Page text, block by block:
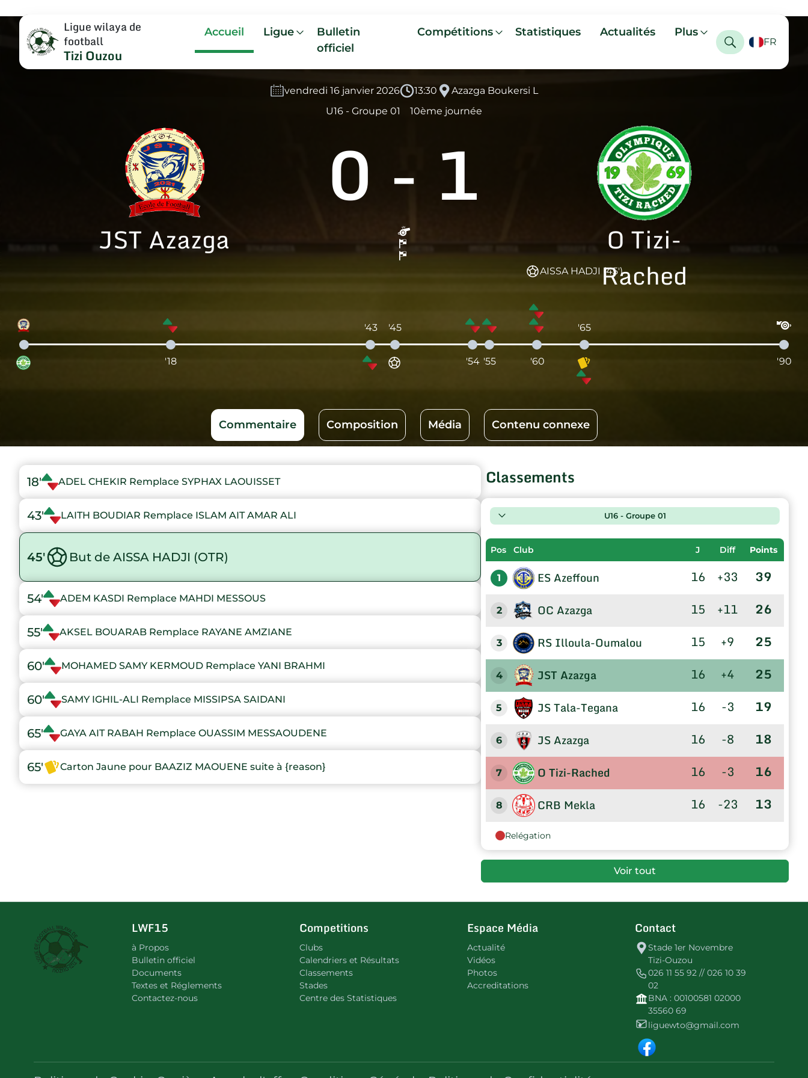
Ligue wilaya de
football
Tizi Ouzou
Accueil Ligue
Bulletin
officiel
Compétitions Statistiques Actualités Plus
FR
vendredi 16 janvier 2026 13:30
Azazga Boukersi L
U16 - Groupe 01
10ème journée
JST Azazga
0 - 1
O Tizi-
Rached
AISSA HADJI (45')
'18
'43 '45
'54 '55 '60
'65
'90
Commentaire Composition Média Contenu connexe
18' ADEL CHEKIR Remplace SYPHAX LAOUISSET
43' LAITH BOUDIAR Remplace ISLAM AIT AMAR ALI
45' But de AISSA HADJI (OTR)
54' ADEM KASDI Remplace MAHDI MESSOUS
55' AKSEL BOUARAB Remplace RAYANE AMZIANE
60' MOHAMED SAMY KERMOUD Remplace YANI BRAHMI
60' SAMY IGHIL-ALI Remplace MISSIPSA SAIDANI
65' GAYA AIT RABAH Remplace OUASSIM MESSAOUDENE
65' Carton Jaune pour BAAZIZ MAOUENE suite à {reason}
Classements
U16 - Groupe 01
Pos Club J Diff Points
1 ES Azeffoun 16 +33 39
2 OC Azazga 15 +11 26
3 RS Illoula-Oumalou 15 +9 25
4 JST Azazga 16 +4 25
5 JS Tala-Tegana 16 -3 19
6 JS Azazga 16 -8 18
7 O Tizi-Rached 16 -3 16
8 CRB Mekla 16 -23 13
9 US Djemaa-Saharidj
Relégation
Voir tout
LWF15
à Propos
Bulletin officiel
Documents
Textes et Réglements
Contactez-nous
Competitions
Clubs
Calendriers et Résultats
Classements
Stades
Centre des Statistiques
Espace Média
Actualité
Vidéos
Photos
Accreditations
Contact
Stade 1er Novembre
Tizi-Ouzou
026 11 55 92 // 026 10 39
02
BNA : 00100581 02000
35560 69
liguewto@gmail.com